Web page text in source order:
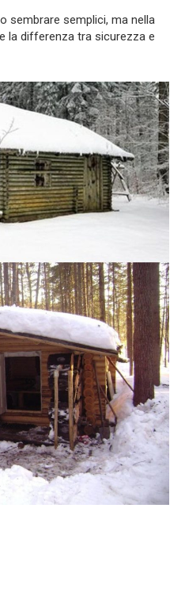
sembrare semplici, ma nella
la differenza tra sicurezza e